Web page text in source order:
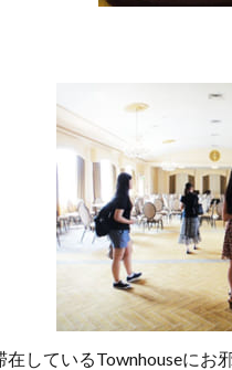
しているTownhouseに